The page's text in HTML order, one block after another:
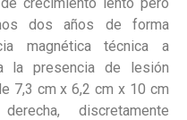
dos años de forma
magnética técnica a
la presencia de lesión
7,3 cm x 6,2 cm x 10 cm
discretamente